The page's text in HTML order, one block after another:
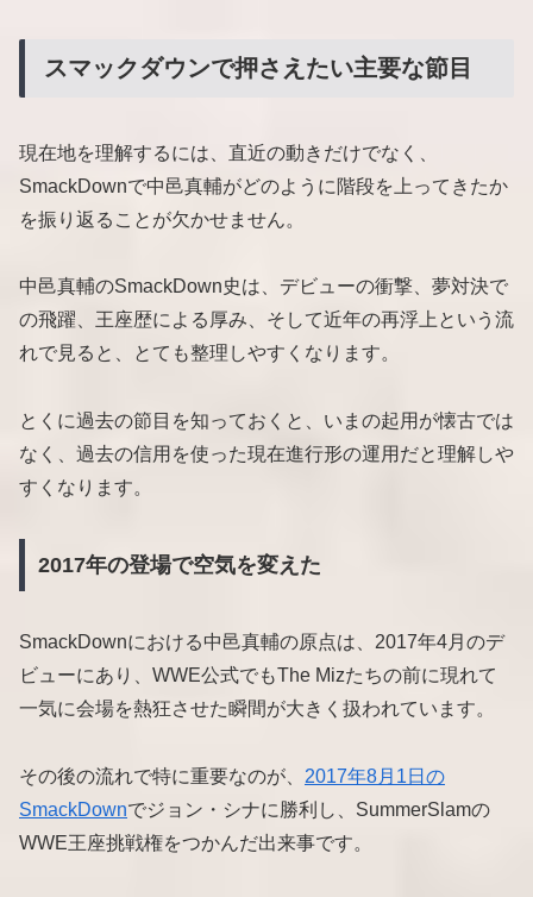
スマックダウンで押さえたい主要な節目
現在地を理解するには、直近の動きだけでなく、
SmackDownで中邑真輔がどのように階段を上ってきたか
を振り返ることが欠かせません。
中邑真輔のSmackDown史は、デビューの衝撃、夢対決で
の飛躍、王座歴による厚み、そして近年の再浮上という流
れで見ると、とても整理しやすくなります。
とくに過去の節目を知っておくと、いまの起用が懐古では
なく、過去の信用を使った現在進行形の運用だと理解しや
すくなります。
2017年の登場で空気を変えた
SmackDownにおける中邑真輔の原点は、2017年4月のデ
ビューにあり、WWE公式でもThe Mizたちの前に現れて
一気に会場を熱狂させた瞬間が大きく扱われています。
その後の流れで特に重要なのが、 2017年8月1日の
SmackDownでジョン・シナに勝利し、SummerSlamの
WWE王座挑戦権をつかんだ出来事です。